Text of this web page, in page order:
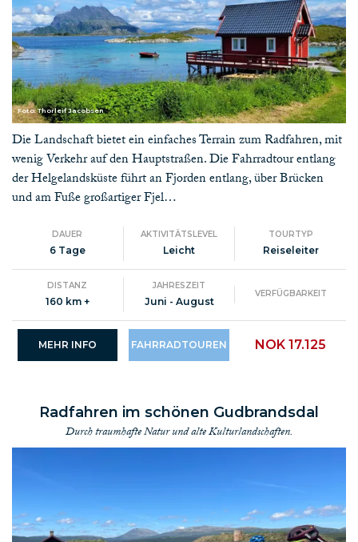
Foto: Thorleif Jacobsen
Die Landschaft bietet ein einfaches Terrain zum Radfahren, mit
wenig Verkehr auf den Hauptstraßen. Die Fahrradtour entlang
der Helgelandsküste führt an Fjorden entlang, über Brücken
und am Fuße großartiger Fjel…
DAUER
6 Tage
AKTIVITÄTSLEVEL
Leicht
TOURTYP
Reiseleiter
DISTANZ
160 km +
JAHRESZEIT
Juni - August
VERFÜGBARKEIT
MEHR INFO FAHRRADTOUREN NOK 17.125
Radfahren im schönen Gudbrandsdal
Durch traumhafte Natur und alte Kulturlandschaften.